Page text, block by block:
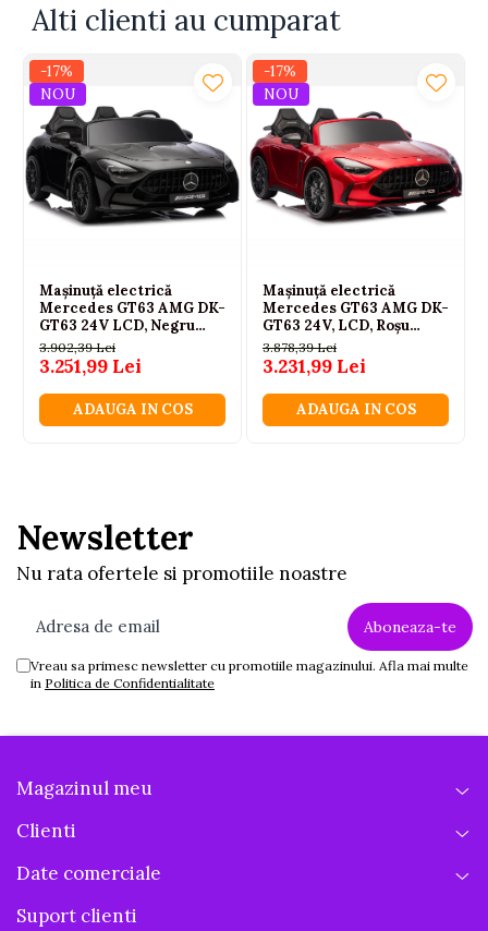
Alti clienti au cumparat
-17%
NOU
Mașinuță electrică
Mercedes GT63 AMG DK-
GT63 24V LCD, Negru
Lăcuit
3.902,39 Lei
3.251,99 Lei
ADAUGA IN COS
-17%
NOU
Mașinuță electrică
Mercedes GT63 AMG DK-
GT63 24V, LCD, Roșu
lăcuit
3.878,39 Lei
3.231,99 Lei
ADAUGA IN COS
Newsletter
Nu rata ofertele si promotiile noastre
Vreau sa primesc newsletter cu promotiile magazinului. Afla mai multe
in Politica de Confidentialitate
Magazinul meu
Clienti
Date comerciale
Suport clienti